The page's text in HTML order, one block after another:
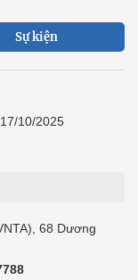
Sự kiện
10/2025
68 Dương